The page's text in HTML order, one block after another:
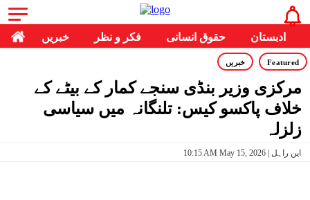
خبریں فکر و نظر حقوق انسانی ادبستان
Featured خبریں
مرکزی وزیر بنڈی سنجے کمار کے بیٹے کے
خلاف پاکسو کیس: تلنگانہ میں سیاسی
زلزلہ
10:15 AM May 15, 2026 | این راہل